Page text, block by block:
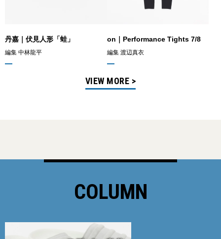
丹嘉｜伏見人形「蛙」
編集 中林龍平
on｜Performance Tights 7/8
編集 渡辺真衣
VIEW MORE >
COLUMN